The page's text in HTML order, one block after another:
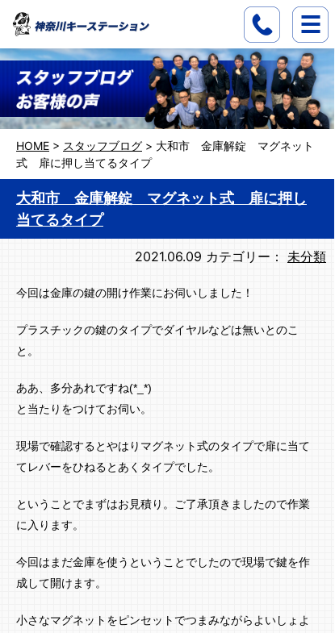
HOME > スタッフブログ > 大和市 金庫解錠 マグネット
式 扉に押し当てるタイプ
大和市 金庫解錠 マグネット式 扉に押し
当てるタイプ
2021.06.09 カテゴリー： 未分類
今回は金庫の鍵の開け作業にお伺いしました！
プラスチックの鍵のタイプでダイヤルなどは無いとのこ
と。
ああ、多分あれですね(*_*)
と当たりをつけてお伺い。
現場で確認するとやはりマグネット式のタイプで扉に当て
てレバーをひねるとあくタイプでした。
ということでまずはお見積り。ご了承頂きましたので作業
に入ります。
今回はまだ金庫を使うということでしたので現場で鍵を作
成して開けます。
小さなマグネットをピンセットでつまみながらよいしょよ